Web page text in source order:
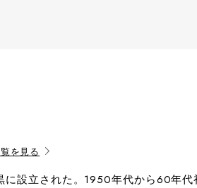
を見る
設立された。1950年代から60年